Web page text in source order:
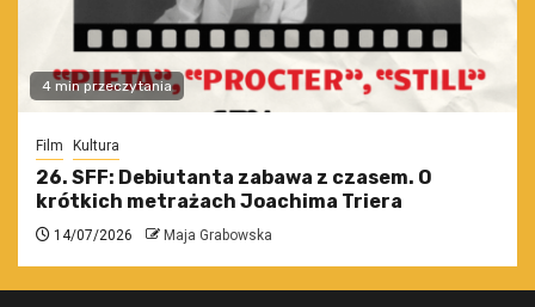
4 min przeczytania
Film Kultura
26. SFF: Debiutanta zabawa z czasem. O
krótkich metrażach Joachima Triera
14/07/2026 Maja Grabowska